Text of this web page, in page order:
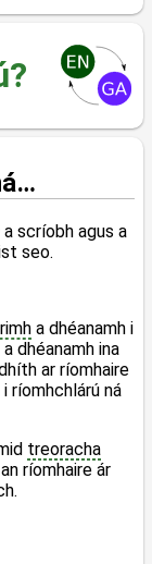
a scríobh agus a
seo.
a dhéanamh i
dhéanamh ina
ar ríomhaire
ríomhchlárú ná
treoracha
ríomhaire ár